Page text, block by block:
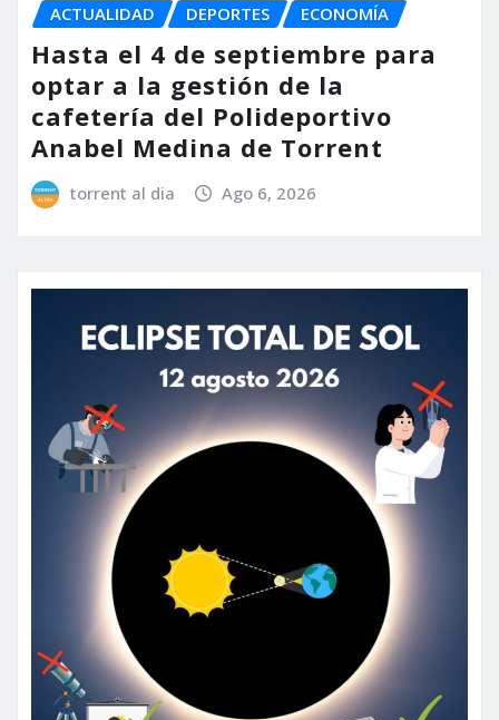
ACTUALIDAD DEPORTES ECONOMÍA
Hasta el 4 de septiembre para
optar a la gestión de la
cafetería del Polideportivo
Anabel Medina de Torrent
torrent al dia Ago 6, 2026